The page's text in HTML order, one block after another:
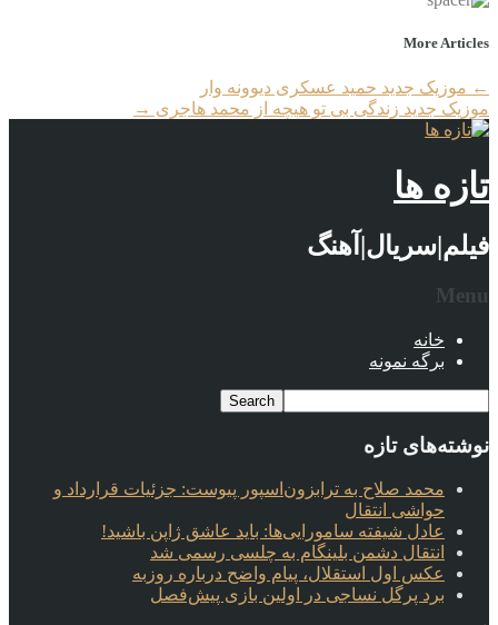
More Articles
← موزیک جدید حمید عسکری دیوونه وار
موزیک جدید زندگی بی تو هیچه از محمد هاجری →
تازه ها
فیلم|سریال|آهنگ
Menu
خانه
برگه نمونه
نوشته‌های تازه
محمد صلاح به ترابزون‌اسپور پیوست: جزئیات قرارداد و
حواشی انتقال
عادل شیفته سامورایی‌ها: باید عاشق ژاپن باشید!
انتقال دشمن بلینگام به چلسی رسمی شد
عکس اول استقلال، پیام واضح درباره روزبه
برد پرگل نساجی در اولین بازی پیش‌فصل